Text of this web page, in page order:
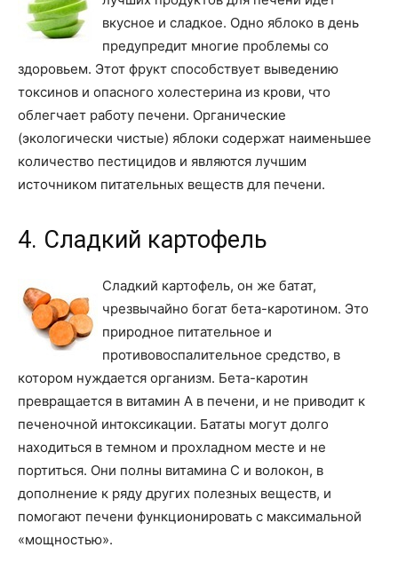
вкусное и сладкое. Одно яблоко в день
предупредит многие проблемы со
здоровьем. Этот фрукт способствует выведению
токсинов и опасного холестерина из крови, что
облегчает работу печени. Органические
(экологически чистые) яблоки содержат наименьшее
количество пестицидов и являются лучшим
источником питательных веществ для печени.
4. Сладкий картофель
Сладкий картофель, он же батат,
чрезвычайно богат бета-каротином. Это
природное питательное и
противовоспалительное средство, в
котором нуждается организм. Бета-каротин
превращается в витамин А в печени, и не приводит к
печеночной интоксикации. Бататы могут долго
находиться в темном и прохладном месте и не
портиться. Они полны витамина С и волокон, в
дополнение к ряду других полезных веществ, и
помогают печени функционировать с максимальной
«мощностью».